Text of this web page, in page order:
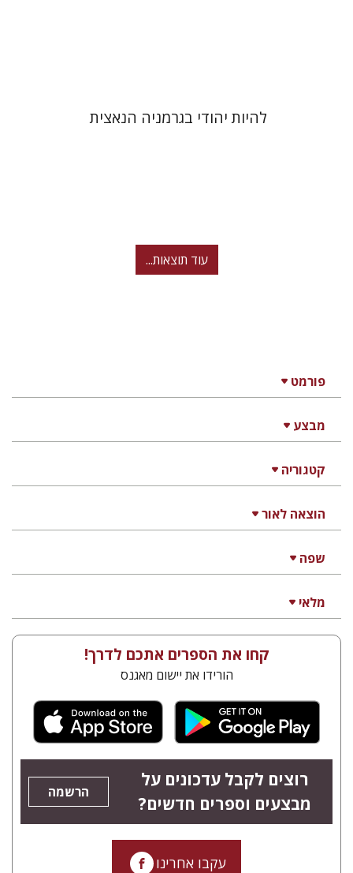
פורמט
מבצע
קטגוריה
הוצאה לאור
שפה
מלאי
להיות יהודי בגרמניה הנאצית
עוד תוצאות...
קחו את הספרים אתכם לדרך!
הורידו את יישום מאגנס
רוצים לקבל עדכונים על
מבצעים וספרים חדשים?
הרשמה
עקבו אחרינו